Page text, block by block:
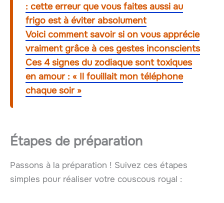
: cette erreur que vous faites aussi au
frigo est à éviter absolument
Voici comment savoir si on vous apprécie
vraiment grâce à ces gestes inconscients
Ces 4 signes du zodiaque sont toxiques
en amour : « Il fouillait mon téléphone
chaque soir »
Étapes de préparation
Passons à la préparation ! Suivez ces étapes
simples pour réaliser votre couscous royal :